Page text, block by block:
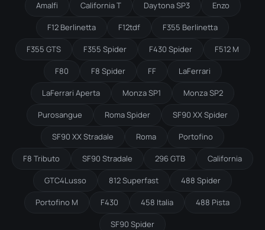
Amalfi California T Daytona SP3 Enzo
F12 Berlinetta F12tdf F355 Berlinetta
F355 GTS F355 Spider F430 Spider F512 M
F80 F8 Spider FF LaFerrari
LaFerrari Aperta Monza SP1 Monza SP2
Purosangue Roma Spider SF90 XX Spider
SF90 XX Stradale Roma Portofino
F8 Tributo SF90 Stradale 296 GTB California
GTC4Lusso 812 Superfast 488 Spider
Portofino M F430 458 Italia 488 Pista
SF90 Spider